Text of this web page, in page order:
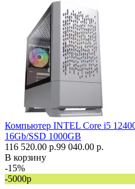
Компьютер INTEL Core i5
16Gb/SSD 1000GB
116 520.00 р.99 040.00 р.
В корзину
-15%
-5000р